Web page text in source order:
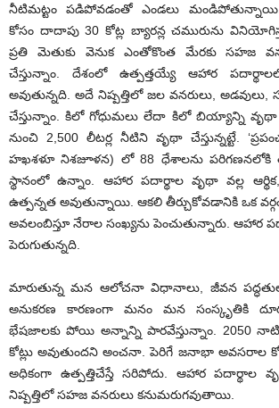
నీటిమట్టం పడిపోవడంతో ఎండలు
కోసం దాదాపు 30 కోట్ల బ్యారన్ల చమురును
ప్రతి మెతుకు వెనుక ఎంతోకొంత మేరకు సహజ
చేస్తున్నాం. దేశంలో ఉత్పత్తయ్యే ఆహార
అవుతున్నది. అదే నిష్పత్తిలో జల వనరులు,
చేస్తున్నాం. కిలో గోధుమలు లేదా కిలో బియ్యాన్ని వృథా
నుంచి 2,500 లీటర్ల నీటిని వృథా చేస్తున్నట్టే.
హఖశళూ నిశజూళన) లో 88 ధేశాలను పరిగణనలోకి
స్థానంలో ఉన్నాం. ఆహార పదార్థాల వృథా వల్ల
ఉత్పన్నత అవుతున్నాయి. ఆకలి తీర్చుకోవడానికి ఒక
అవలంబిస్తూ నేరాల సంఖ్యను పెంచుతున్నారు. ఆహార
పెరుగుతున్నది.
మారుతున్న మన ఆలోచనా విధానాలు, జీవన
అనుకరణ కారణంగా మనం మన సంస్కృతికి
భేషజాలకు పోయి అన్నాన్ని పారవేస్తున్నాం. 2050
కోట్లు అవుతుందని అంచనా. పెరిగే జనాభా అవసరాల
అధికంగా ఉత్పత్తిచేస్తే సరిపోదు. ఆహార పదార్థాల
నిష్పత్తిలో సహజ వనరులు కనుమరుగవుతాయి.